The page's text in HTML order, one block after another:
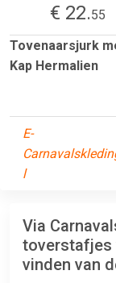
€ 22.55
Tovenaarsjurk
Kap Hermalien
E-
l
Via
toverstafjes
vinden van